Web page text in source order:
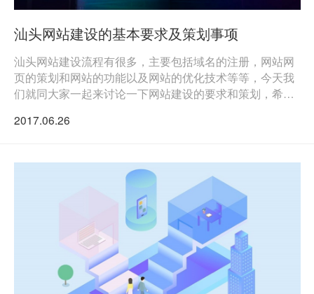
汕头网站建设的基本要求及策划事项
汕头网站建设流程有很多，主要包括域名的注册，网站网
页的策划和网站的功能以及网站的优化技术等等，今天我
们就同大家一起来讨论一下网站建设的要求和策划，希望
2017.06.26